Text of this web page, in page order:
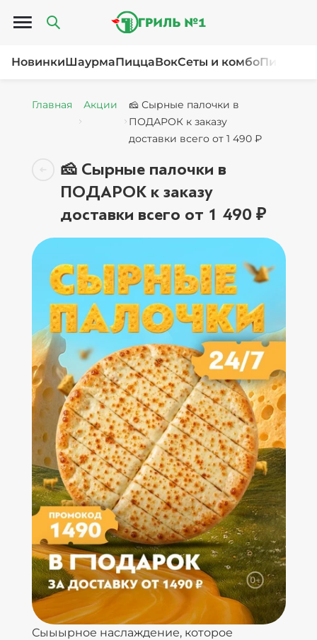
Открыть меню
НовинкиШаурмаПиццаВокСеты и комбоПироги
Главная Акции
🧀 Сырные палочки в
ПОДАРОК к заказу
доставки всего от 1 490 ₽
🧀 Сырные палочки в
ПОДАРОК к заказу
доставки всего от 1 490 ₽
Сыыырное наслаждение, которое